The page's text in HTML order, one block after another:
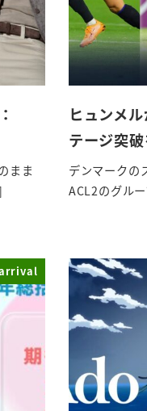
まま
ヒュンメ
テージ突
デンマークの
ACL2のグル